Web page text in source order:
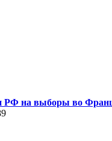
РФ на выборы во